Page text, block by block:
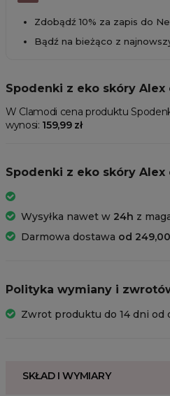
Zdobądź 10% za zapis do
Bądź na bieżąco z
Spodenki z eko skóry Alex
W Clamodi cena produktu
wynosi: 159,99 zł
Spodenki z eko skóry Alex
Wysyłka nawet w 24h z
Darmowa dostawa od 249,00
Polityka wymiany i
Zwrot produktu do 14 dni od
SKŁAD I WYMIARY